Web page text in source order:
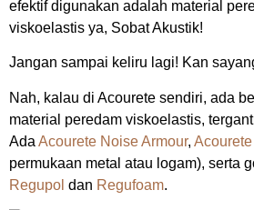
efektif digunakan adalah material
viskoelastis ya, Sobat Akustik!
Jangan sampai keliru lagi! Kan
Nah, kalau di Acourete sendiri, ada
material peredam viskoelastis,
Ada Acourete Noise Armour,
permukaan metal atau logam), serta
Regupol dan Regufoam.